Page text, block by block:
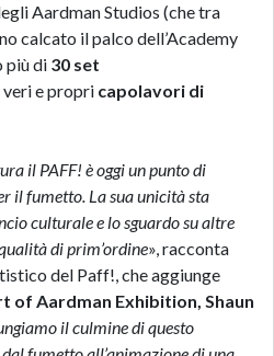
Aardman Studios (che tra
calcato il palco dell’Academy
più di 30 set
e propri capolavori di
il PAFF! è oggi un punto di
il fumetto. La sua unicità sta
culturale e lo sguardo su altre
di prim’ordine», racconta
del Paff!, che aggiunge
of Aardman Exhibition, Shaun
il culmine di questo